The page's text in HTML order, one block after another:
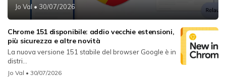
Jo Val • 30/07/2026
Chrome 151 disponibile: addio vecchie estensioni,
più sicurezza e altre novità
La nuova versione 151 stabile del browser Google è in
distri...
Jo Val • 30/07/2026